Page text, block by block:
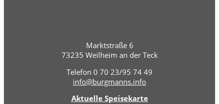
Marktstraße 6
73235 Weilheim an der Teck
Telefon 0 70 23/95 74 49
info@burgmanns.info
Aktuelle Speisekarte